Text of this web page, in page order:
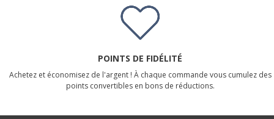
POINTS DE FIDÉLITÉ
Achetez et économisez de l'argent ! À chaque commande vous cumulez des
points convertibles en bons de réductions.